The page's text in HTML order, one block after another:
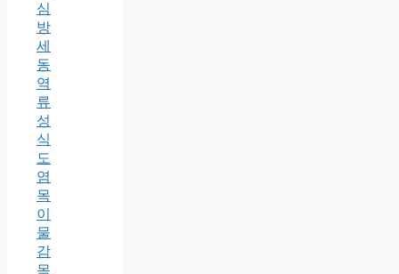
심
방
세
동
역
류
성
식
도
염
목
이
물
감
목